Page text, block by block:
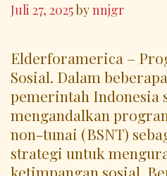
Juli 27, 2025bynnjgr
Elderforamerica –
Sosial. Dalam
pemerintah Indonesia
mengandalkan
non-tunai (BSNT)
strategi untuk
ketimpangan sosial.